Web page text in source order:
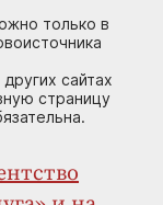
только в
сайтах
страницу